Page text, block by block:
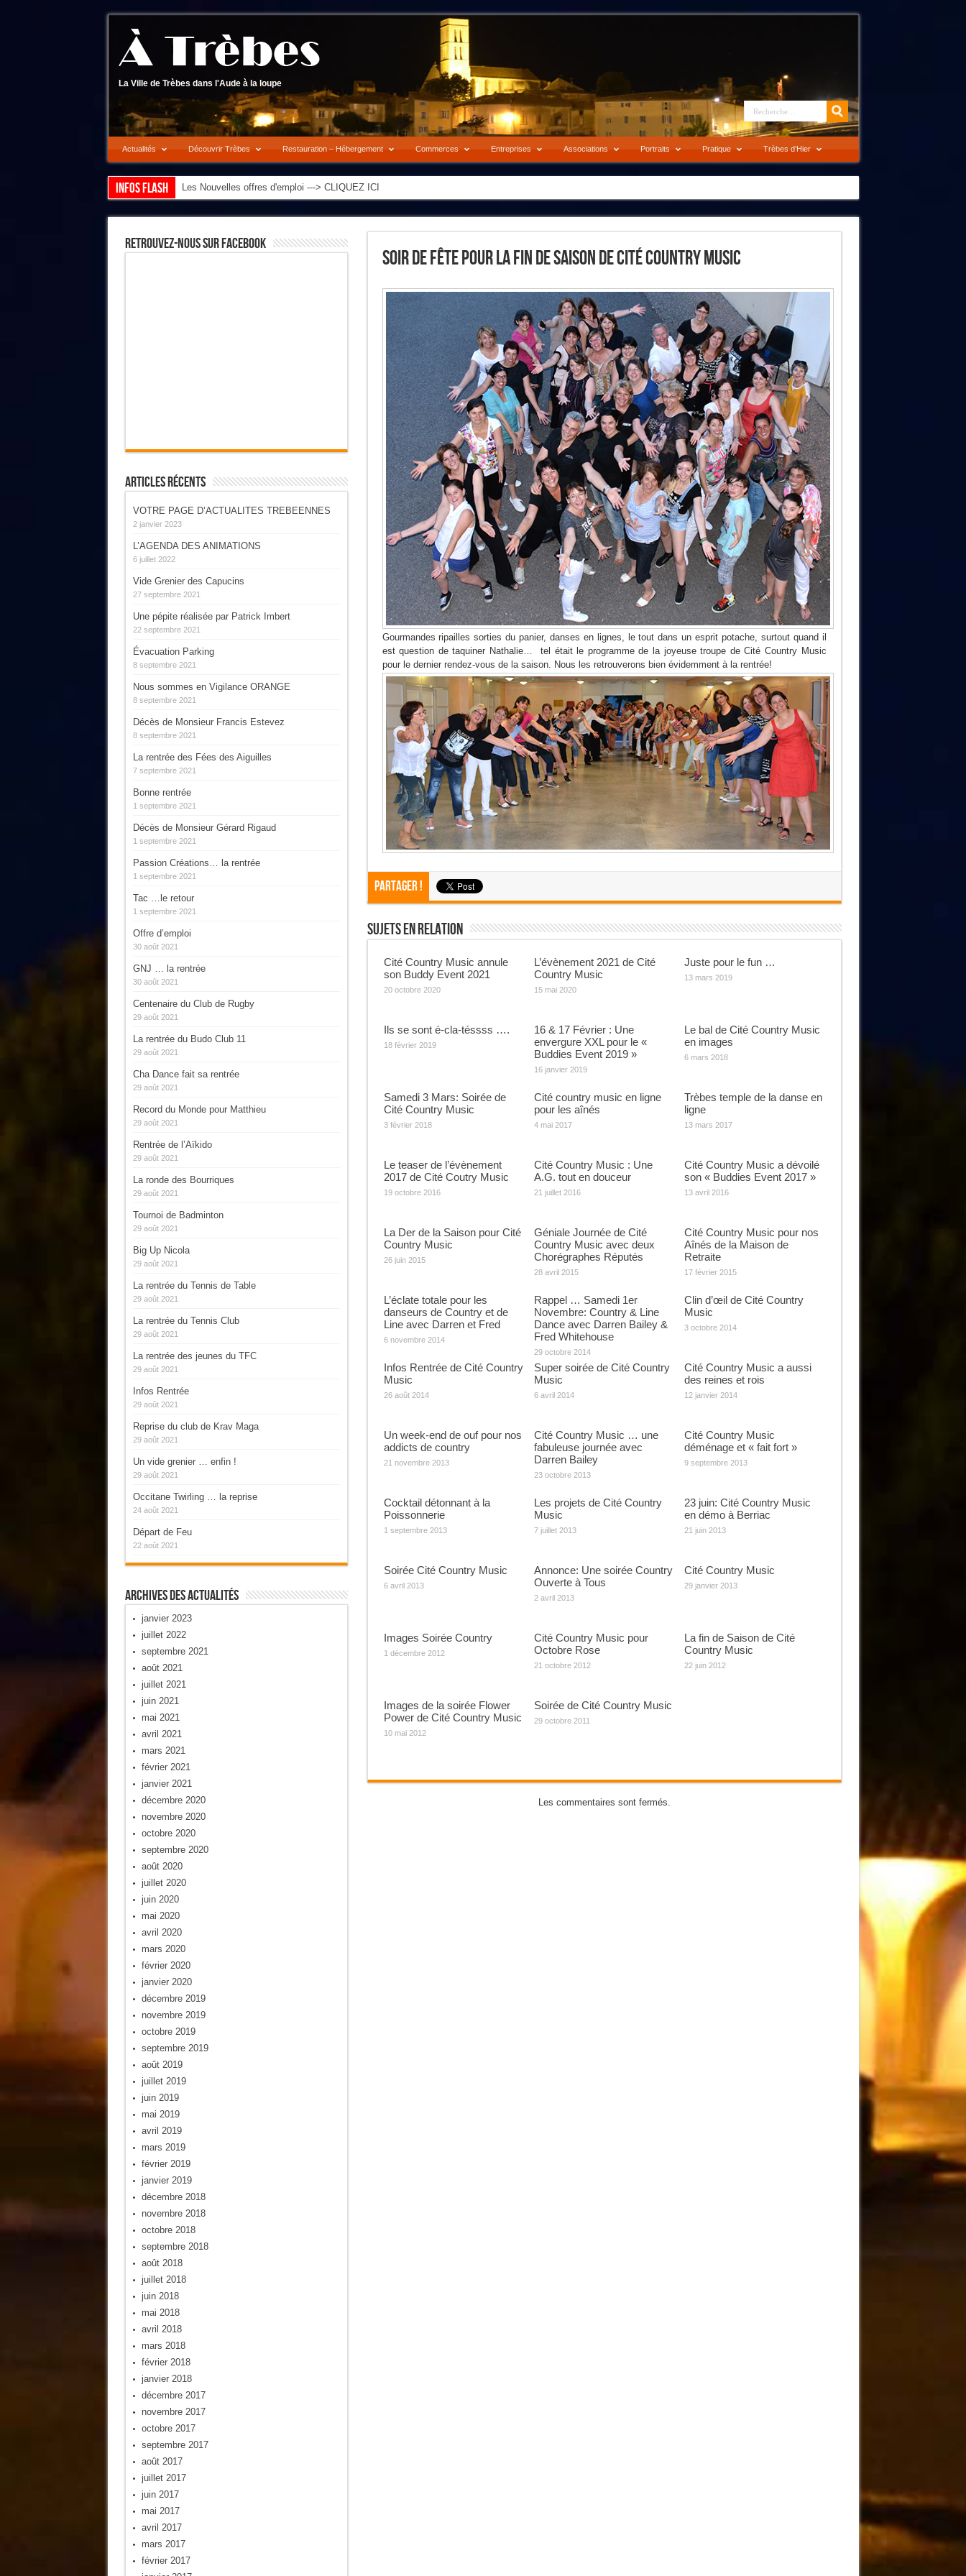
La Ville de Trèbes dans l'Aude à la loupe
Actualités Découvrir Trèbes Restauration – Hébergement Commerces Entreprises Associations Portraits Pratique Trèbes d’Hier
Infos flash Les Nouvelles offres d'emploi ---> CLIQUEZ ICI
Soir De Fête Pour La Fin De Saison De Cité Country Music
Gourmandes ripailles sorties du panier, danses en lignes, le tout dans un esprit potache, surtout quand il
est question de taquiner Nathalie… tel était le programme de la joyeuse troupe de Cité Country Music
pour le dernier rendez-vous de la saison. Nous les retrouverons bien évidemment à la rentrée!
Partager !
Sujets En Relation
Cité Country Music annule
son Buddy Event 2021
20 octobre 2020
L’évènement 2021 de Cité
Country Music
15 mai 2020
Juste pour le fun …
13 mars 2019
Ils se sont é-cla-téssss ….
18 février 2019
16 & 17 Février : Une
envergure XXL pour le «
Buddies Event 2019 »
16 janvier 2019
Le bal de Cité Country Music
en images
6 mars 2018
Samedi 3 Mars: Soirée de
Cité Country Music
3 février 2018
Cité country music en ligne
pour les aînés
4 mai 2017
Trèbes temple de la danse en
ligne
13 mars 2017
Le teaser de l’évènement
2017 de Cité Coutry Music
19 octobre 2016
Cité Country Music : Une
A.G. tout en douceur
21 juillet 2016
Cité Country Music a dévoilé
son « Buddies Event 2017 »
13 avril 2016
La Der de la Saison pour Cité
Country Music
26 juin 2015
Géniale Journée de Cité
Country Music avec deux
Chorégraphes Réputés
28 avril 2015
Cité Country Music pour nos
Aînés de la Maison de
Retraite
17 février 2015
L’éclate totale pour les
danseurs de Country et de
Line avec Darren et Fred
6 novembre 2014
Rappel … Samedi 1er
Novembre: Country & Line
Dance avec Darren Bailey &
Fred Whitehouse
29 octobre 2014
Clin d’œil de Cité Country
Music
3 octobre 2014
Infos Rentrée de Cité Country
Music
26 août 2014
Super soirée de Cité Country
Music
6 avril 2014
Cité Country Music a aussi
des reines et rois
12 janvier 2014
Un week-end de ouf pour nos
addicts de country
21 novembre 2013
Cité Country Music … une
fabuleuse journée avec
Darren Bailey
23 octobre 2013
Cité Country Music
déménage et « fait fort »
9 septembre 2013
Cocktail détonnant à la
Poissonnerie
1 septembre 2013
Les projets de Cité Country
Music
7 juillet 2013
23 juin: Cité Country Music
en démo à Berriac
21 juin 2013
Soirée Cité Country Music
6 avril 2013
Annonce: Une soirée Country
Ouverte à Tous
2 avril 2013
Cité Country Music
29 janvier 2013
Images Soirée Country
1 décembre 2012
Cité Country Music pour
Octobre Rose
21 octobre 2012
La fin de Saison de Cité
Country Music
22 juin 2012
Images de la soirée Flower
Power de Cité Country Music
10 mai 2012
Soirée de Cité Country Music
29 octobre 2011
Les commentaires sont fermés.
Retrouvez-Nous Sur Facebook
Articles Récents
VOTRE PAGE D’ACTUALITES TREBEENNES
2 janvier 2023
L’AGENDA DES ANIMATIONS
6 juillet 2022
Vide Grenier des Capucins
27 septembre 2021
Une pépite réalisée par Patrick Imbert
22 septembre 2021
Évacuation Parking
8 septembre 2021
Nous sommes en Vigilance ORANGE
8 septembre 2021
Décès de Monsieur Francis Estevez
8 septembre 2021
La rentrée des Fées des Aiguilles
7 septembre 2021
Bonne rentrée
1 septembre 2021
Décès de Monsieur Gérard Rigaud
1 septembre 2021
Passion Créations… la rentrée
1 septembre 2021
Tac …le retour
1 septembre 2021
Offre d’emploi
30 août 2021
GNJ … la rentrée
30 août 2021
Centenaire du Club de Rugby
29 août 2021
La rentrée du Budo Club 11
29 août 2021
Cha Dance fait sa rentrée
29 août 2021
Record du Monde pour Matthieu
29 août 2021
Rentrée de l’Aïkido
29 août 2021
La ronde des Bourriques
29 août 2021
Tournoi de Badminton
29 août 2021
Big Up Nicola
29 août 2021
La rentrée du Tennis de Table
29 août 2021
La rentrée du Tennis Club
29 août 2021
La rentrée des jeunes du TFC
29 août 2021
Infos Rentrée
29 août 2021
Reprise du club de Krav Maga
29 août 2021
Un vide grenier … enfin !
29 août 2021
Occitane Twirling … la reprise
24 août 2021
Départ de Feu
22 août 2021
Archives Des Actualités
janvier 2023
juillet 2022
septembre 2021
août 2021
juillet 2021
juin 2021
mai 2021
avril 2021
mars 2021
février 2021
janvier 2021
décembre 2020
novembre 2020
octobre 2020
septembre 2020
août 2020
juillet 2020
juin 2020
mai 2020
avril 2020
mars 2020
février 2020
janvier 2020
décembre 2019
novembre 2019
octobre 2019
septembre 2019
août 2019
juillet 2019
juin 2019
mai 2019
avril 2019
mars 2019
février 2019
janvier 2019
décembre 2018
novembre 2018
octobre 2018
septembre 2018
août 2018
juillet 2018
juin 2018
mai 2018
avril 2018
mars 2018
février 2018
janvier 2018
décembre 2017
novembre 2017
octobre 2017
septembre 2017
août 2017
juillet 2017
juin 2017
mai 2017
avril 2017
mars 2017
février 2017